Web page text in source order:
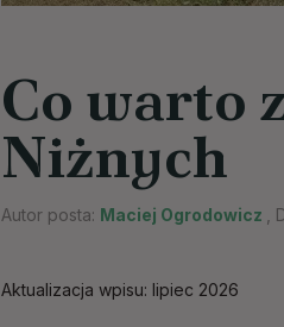
Co warto
Niżnych
Autor posta: Maciej Ogrodowicz ,
Aktualizacja wpisu: lipiec 2026